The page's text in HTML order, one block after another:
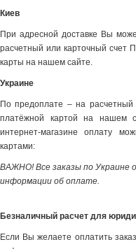
Киев
При адресной доставке Вы
расчетный или карточный счет
карты на нашем сайте.
Украине
По предоплате – на расчетный
платёжной картой на нашем
интернет-магазине оплату
картами:
ВАЖНО! Все заказы по Украине
информации об оплате.
Безналичный расчет для
Если Вы желаете оплатить